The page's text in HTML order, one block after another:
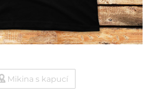
Mikina s kapucí